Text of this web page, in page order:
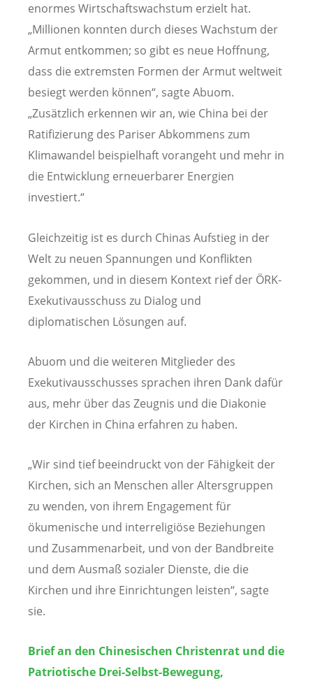
enormes Wirtschaftswachstum erzielt hat.
„Millionen konnten durch dieses Wachstum der
Armut entkommen; so gibt es neue Hoffnung,
dass die extremsten Formen der Armut weltweit
besiegt werden können“, sagte Abuom.
„Zusätzlich erkennen wir an, wie China bei der
Ratifizierung des Pariser Abkommens zum
Klimawandel beispielhaft vorangeht und mehr in
die Entwicklung erneuerbarer Energien
investiert.“
Gleichzeitig ist es durch Chinas Aufstieg in der
Welt zu neuen Spannungen und Konflikten
gekommen, und in diesem Kontext rief der ÖRK-
Exekutivausschuss zu Dialog und
diplomatischen Lösungen auf.
Abuom und die weiteren Mitglieder des
Exekutivausschusses sprachen ihren Dank dafür
aus, mehr über das Zeugnis und die Diakonie
der Kirchen in China erfahren zu haben.
„Wir sind tief beeindruckt von der Fähigkeit der
Kirchen, sich an Menschen aller Altersgruppen
zu wenden, von ihrem Engagement für
ökumenische und interreligiöse Beziehungen
und Zusammenarbeit, und von der Bandbreite
und dem Ausmaß sozialer Dienste, die die
Kirchen und ihre Einrichtungen leisten“, sagte
sie.
Brief an den Chinesischen Christenrat und die
Patriotische Drei-Selbst-Bewegung,